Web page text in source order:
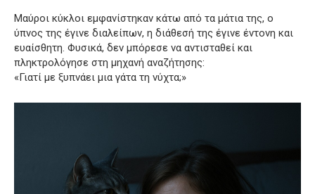
Μαύροι κύκλοι εμφανίστηκαν κάτω από τα μάτια της, ο
ύπνος της έγινε διαλείπων, η διάθεσή της έγινε έντονη και
ευαίσθητη. Φυσικά, δεν μπόρεσε να αντισταθεί και
πληκτρολόγησε στη μηχανή αναζήτησης:
«Γιατί με ξυπνάει μια γάτα τη νύχτα;»